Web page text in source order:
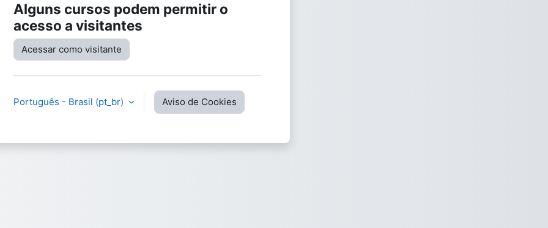
Alguns cursos podem permitir o
acesso a visitantes
Acessar como visitante
Português - Brasil ‎(pt_br)‎ Aviso de Cookies